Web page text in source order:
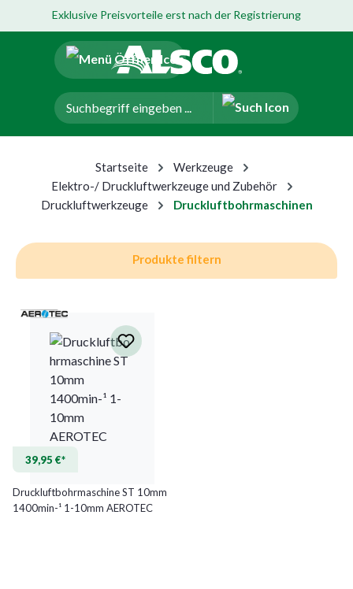
Hauptinhalt springen
Zur Navigation der B2B-Plattform springen
Exklusive Preisvorteile erst nach der Registrierung
Startseite
Werkzeuge
Elektro-/ Druckluftwerkzeuge und Zubehör
Druckluftwerkzeuge
Druckluftbohrmaschinen
Produkte filtern
39,95 €*
Druckluftbohrmaschine ST 10mm
1400min-¹ 1-10mm AEROTEC